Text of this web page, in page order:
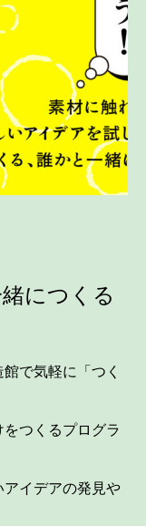
につくる
で気軽に「つく
つくるプログラ
イデアの発見や